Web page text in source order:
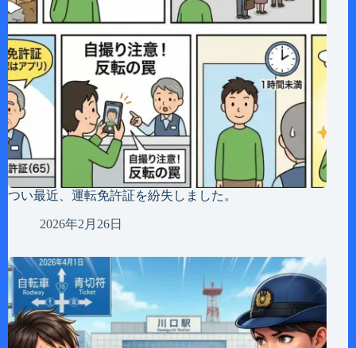
つい最近、運転免許証を紛失しました。
2026年2月26日